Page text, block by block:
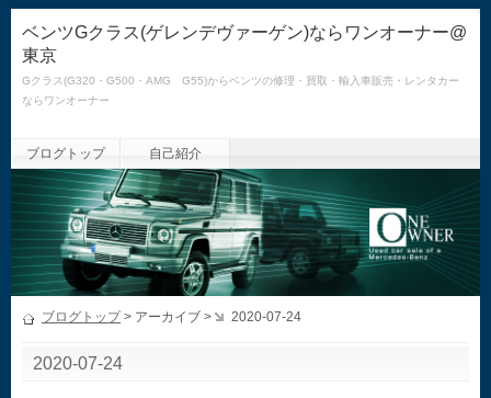
ベンツGクラス(ゲレンデヴァーゲン)ならワンオーナー@
東京
Gクラス(G320・G500・AMG G55)からベンツの修理・買取・輸入車販売・レンタカー
ならワンオーナー
ブログトップ 自己紹介
ブログトップ> アーカイブ > 2020-07-24
2020-07-24